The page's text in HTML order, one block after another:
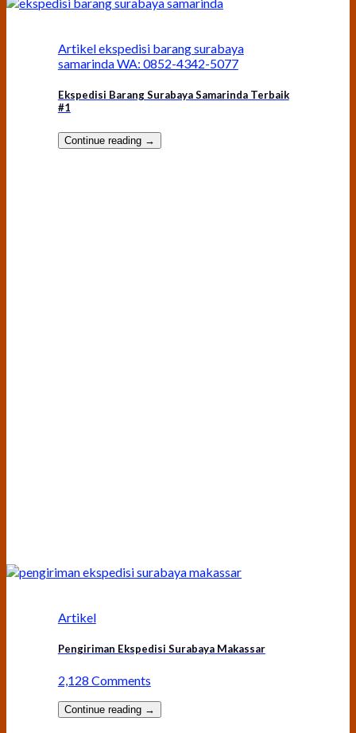
Artikel ekspedisi barang surabaya
samarinda WA: 0852-4342-5077
Ekspedisi Barang Surabaya Samarinda Terbaik
#1
Continue reading →
Artikel
Pengiriman Ekspedisi Surabaya Makassar
2,128 Comments
Continue reading →